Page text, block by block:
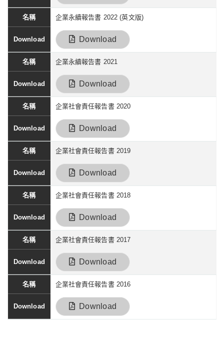
企業永續報告書 2022 (英文版)
Download
企業永續報告書 2021
Download
企業社會責任報告書 2020
Download
企業社會責任報告書 2019
Download
企業社會責任報告書 2018
Download
企業社會責任報告書 2017
Download
企業社會責任報告書 2016
Download